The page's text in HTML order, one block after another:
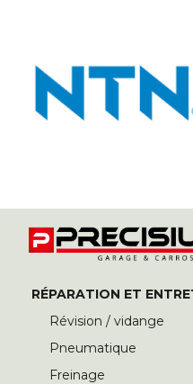
RÉPARATION ET
Révision / vidange
Pneumatique
Freinage